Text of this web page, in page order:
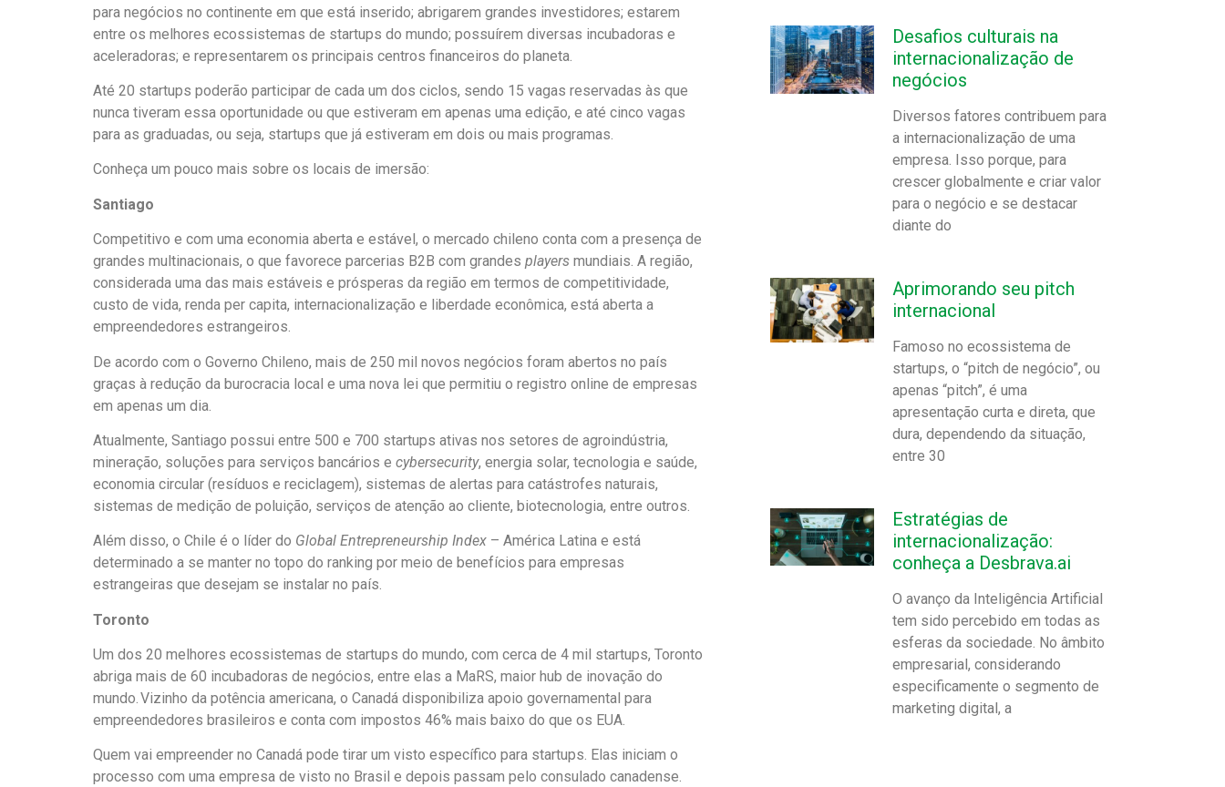
para negócios no continente em que está inserido; abrigarem grandes investidores; estarem
entre os melhores ecossistemas de startups do mundo; possuírem diversas incubadoras e
aceleradoras; e representarem os principais centros financeiros do planeta.
Até 20 startups poderão participar de cada um dos ciclos, sendo 15 vagas reservadas às que
nunca tiveram essa oportunidade ou que estiveram em apenas uma edição, e até cinco vagas
para as graduadas, ou seja, startups que já estiveram em dois ou mais programas.
Conheça um pouco mais sobre os locais de imersão:
Santiago
Competitivo e com uma economia aberta e estável, o mercado chileno conta com a presença de
grandes multinacionais, o que favorece parcerias B2B com grandes players mundiais. A região,
considerada uma das mais estáveis e prósperas da região em termos de competitividade,
custo de vida, renda per capita, internacionalização e liberdade econômica, está aberta a
empreendedores estrangeiros.
De acordo com o Governo Chileno, mais de 250 mil novos negócios foram abertos no país
graças à redução da burocracia local e uma nova lei que permitiu o registro online de empresas
em apenas um dia.
Atualmente, Santiago possui entre 500 e 700 startups ativas nos setores de agroindústria,
mineração, soluções para serviços bancários e cybersecurity, energia solar, tecnologia e saúde,
economia circular (resíduos e reciclagem), sistemas de alertas para catástrofes naturais,
sistemas de medição de poluição, serviços de atenção ao cliente, biotecnologia, entre outros.
Além disso, o Chile é o líder do Global Entrepreneurship Index – América Latina e está
determinado a se manter no topo do ranking por meio de benefícios para empresas
estrangeiras que desejam se instalar no país.
Toronto
Um dos 20 melhores ecossistemas de startups do mundo, com cerca de 4 mil startups, Toronto
abriga mais de 60 incubadoras de negócios, entre elas a MaRS, maior hub de inovação do
mundo. Vizinho da potência americana, o Canadá disponibiliza apoio governamental para
empreendedores brasileiros e conta com impostos 46% mais baixo do que os EUA.
Quem vai empreender no Canadá pode tirar um visto específico para startups. Elas iniciam o
processo com uma empresa de visto no Brasil e depois passam pelo consulado canadense.
Desafios culturais na
internacionalização de
negócios
Diversos fatores contribuem para
a internacionalização de uma
empresa. Isso porque, para
crescer globalmente e criar valor
para o negócio e se destacar
diante do
Aprimorando seu pitch
internacional
Famoso no ecossistema de
startups, o “pitch de negócio”, ou
apenas “pitch”, é uma
apresentação curta e direta, que
dura, dependendo da situação,
entre 30
Estratégias de
internacionalização:
conheça a Desbrava.ai
O avanço da Inteligência Artificial
tem sido percebido em todas as
esferas da sociedade. No âmbito
empresarial, considerando
especificamente o segmento de
marketing digital, a